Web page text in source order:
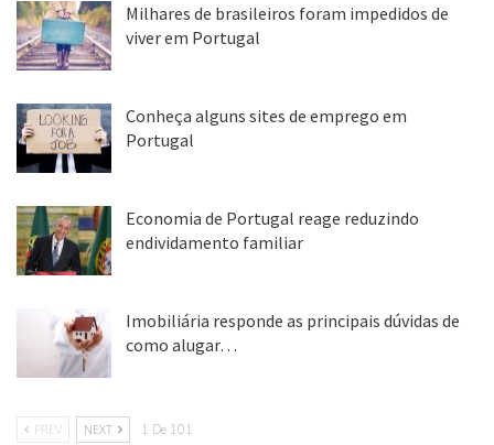
Milhares de brasileiros foram impedidos de
viver em Portugal
Conheça alguns sites de emprego em
Portugal
Economia de Portugal reage reduzindo
endividamento familiar
Imobiliária responde as principais dúvidas de
como alugar…
PREV NEXT 1 De 101